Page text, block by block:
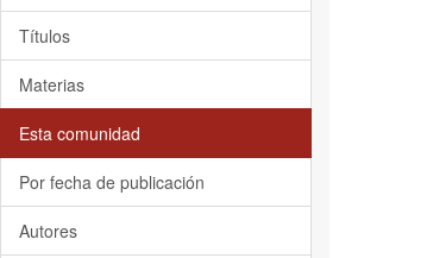
Títulos
Materias
Esta comunidad
Por fecha de publicación
Autores